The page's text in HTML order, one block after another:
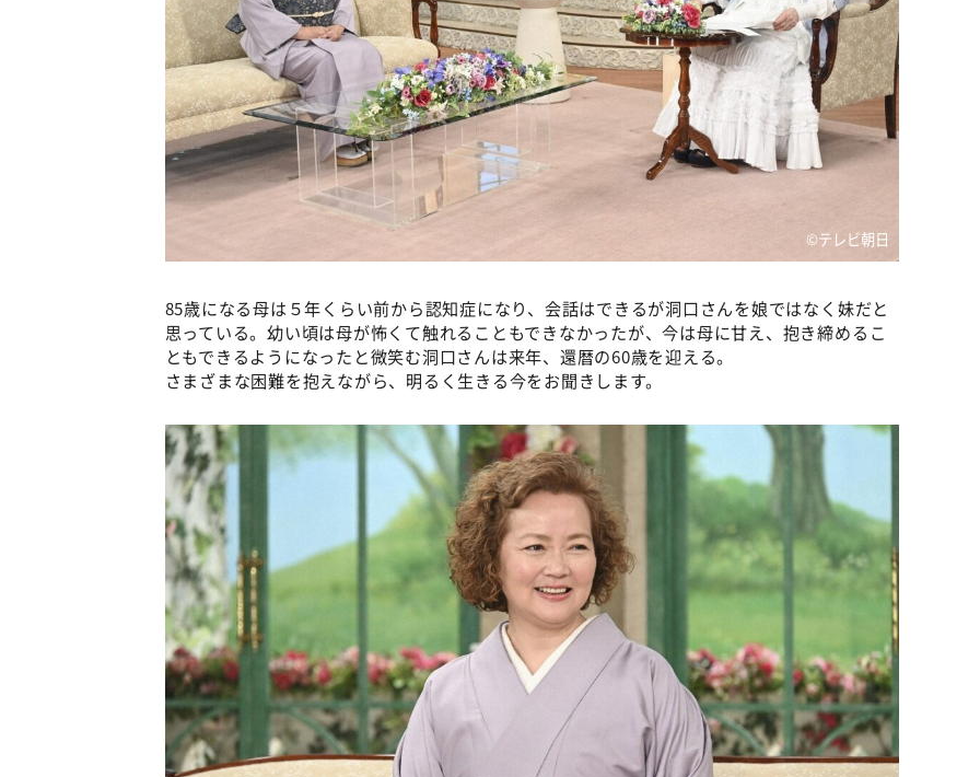
©テレビ朝日
85歳になる母は５年くらい前から認知症になり、会話はできるが洞口さんを娘ではなく妹だと
思っている。幼い頃は母が怖くて触れることもできなかったが、今は母に甘え、抱き締めるこ
ともできるようになったと微笑む洞口さんは来年、還暦の60歳を迎える。
さまざまな困難を抱えながら、明るく生きる今をお聞きします。